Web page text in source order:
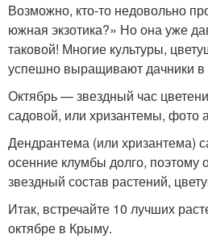
Возможно, кто-то недовольно
южная экзотика?» Но она уже
таковой! Многие культуры,
успешно выращивают дачники в
Октябрь — звездный час
садовой, или хризантемы, фото
Дендрантема (или хризантема)
осенние клумбы долго, поэтому
звездный состав растений,
Итак, встречайте 10 лучших
октябре в Крыму.